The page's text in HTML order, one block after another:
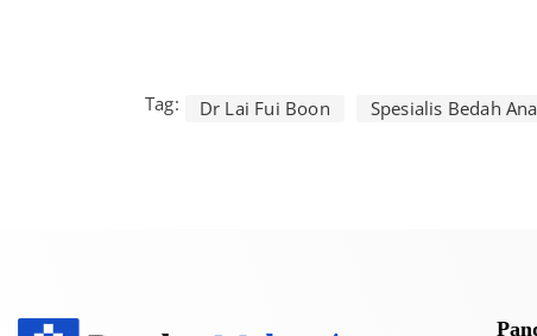
Tag: Dr Lai Fui Boon Spesialis Bedah